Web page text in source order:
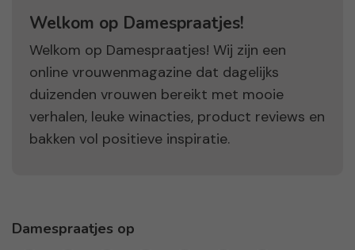
Welkom op Damespraatjes!
Welkom op Damespraatjes! Wij zijn een
online vrouwenmagazine dat dagelijks
duizenden vrouwen bereikt met mooie
verhalen, leuke winacties, product reviews en
bakken vol positieve inspiratie.
Damespraatjes op